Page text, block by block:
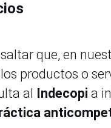
que, en
productos o
al Indecopi a